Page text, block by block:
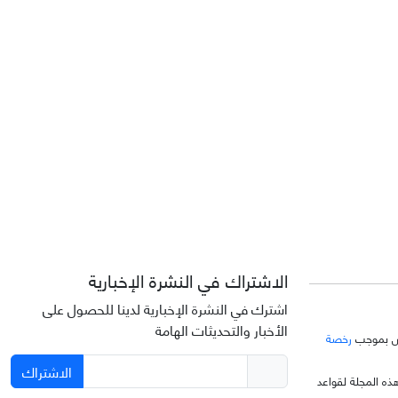
بموجب رخصة
المجلة لقواعد
الاشتراك في النشرة الإخبارية
اشترك في النشرة الإخبارية لدينا للحصول على
الأخبار والتحديثات الهامة
الاشتراك